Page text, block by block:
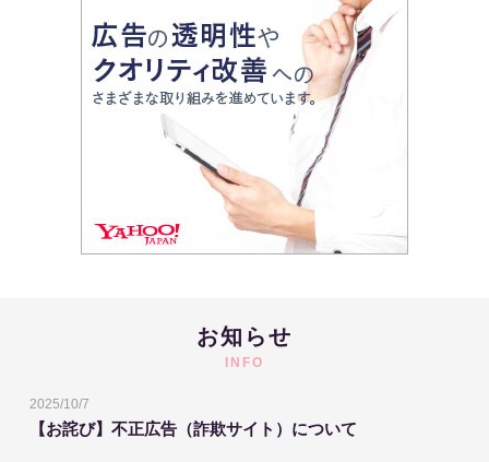
お知らせ
INFO
2025/10/7
【お詫び】不正広告（詐欺サイト）について